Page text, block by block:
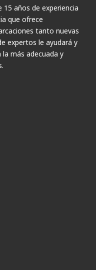
15 años de experiencia
que ofrece
tanto nuevas
expertos le ayudará y
más adecuada y